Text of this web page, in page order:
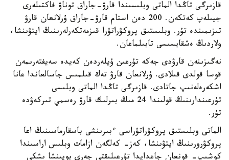
قازىرگى تاڭدا الماتى وبلىسىندا قارۋ-جاراق توناۋ فاكتىلەرى
جيىلەپ كەتكەن. 200 دەن استام قارۋ-جاراق ۇرلانعان قارۋ
تىزىمىندە تۇر. وبلىستىق پروكۋراتۋرا قىزمەتكەرلەرىنىڭ ايتۋىنشا،
ولاردىڭ ەشقايسىسى تابىلماعان.
نەگىزىنەن قارۋدى جەكە تۇرعىن ۇيلەردەن كەيدە سەيفتەرىمەن
قوسا قولدى قىلادى. ۇرلانعان قارۋ تەك قىلمىس جاسالعاندا عانا
اشكەرەلەنىپ جاتادى. قازىرگى تاڭدا الماتى وبلىسى
تۇرعىندارىنىڭ قولىندا 24 مىڭ بىرلىك قارۋ رەسمي تىركەۋدە
تۇر.
الماتى وبلىستىق پروكۋراتۋراسى ءبىرىنشى باسقارماسىنىڭ اعا
پروكۋرورىنىڭ ايتۋىنشا، كەز- كەلگەن ازامات وبلىس اراسىندا